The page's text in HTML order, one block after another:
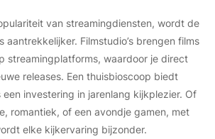
van streamingdiensten, wordt de
aantrekkelijker. Filmstudio’s brengen films
streamingplatforms, waardoor je direct
releases. Een thuisbioscoop biedt
een investering in jarenlang kijkplezier. Of
romantiek, of een avondje gamen, met
elke kijkervaring bijzonder.